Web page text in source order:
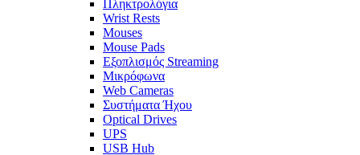
Πληκτρολόγια
Wrist Rests
Mouses
Mouse Pads
Εξοπλισμός Streaming
Μικρόφωνα
Web Cameras
Συστήματα Ήχου
Optical Drives
UPS
USB Hub